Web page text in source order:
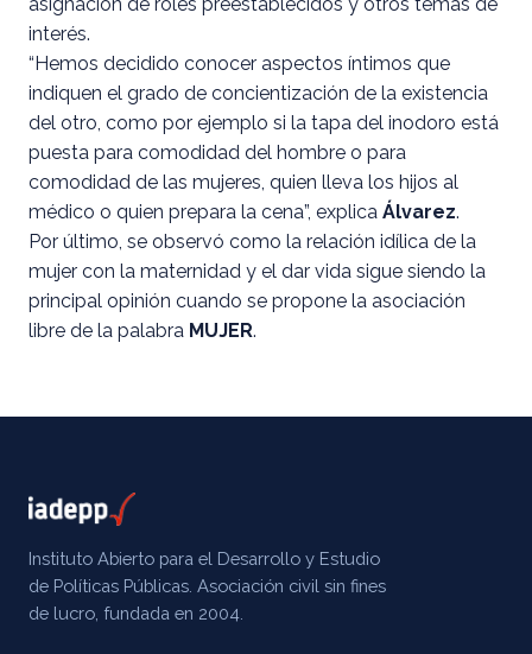
interés.
“Hemos decidido conocer aspectos íntimos que
indiquen el grado de concientización de la existencia
del otro, como por ejemplo si la tapa del inodoro está
puesta para comodidad del hombre o para
comodidad de las mujeres, quien lleva los hijos al
médico o quien prepara la cena”, explica Álvarez.
Por último, se observó como la relación idílica de la
mujer con la maternidad y el dar vida sigue siendo la
principal opinión cuando se propone la asociación
libre de la palabra MUJER.
Instituto Abierto para el Desarrollo y Estudio
de Políticas Públicas. Asociación civil sin fines
de lucro, fundada en 2004.